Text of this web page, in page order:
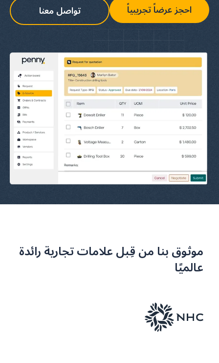
احجز عرضاً تجريبياً تواصل معنا
موثوق بنا من قِبل علامات تجارية رائدة
عالميًا